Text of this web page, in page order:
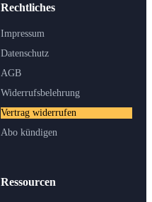
Ressourcen
Rechtliches
Impressum
Datenschutz
AGB
Widerrufsbelehrung
Vertrag widerrufen
Abo kündigen